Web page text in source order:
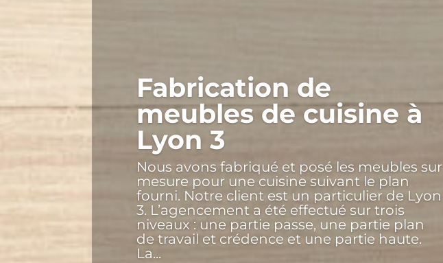
Fabrication de
meubles de cuisine à
Lyon 3
Nous avons fabriqué et posé les meubles sur
mesure pour une cuisine suivant le plan
fourni. Notre client est un particulier de Lyon
3. L’agencement a été effectué sur trois
niveaux : une partie passe, une partie plan
de travail et crédence et une partie haute.
La...